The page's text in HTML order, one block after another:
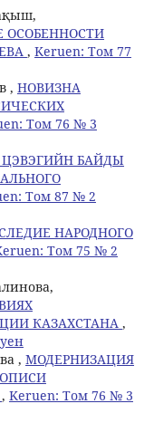
ОСОБЕННОСТИ
, Keruen: Том 77
, НОВИЗНА
Том 76 № 3
ЦЭВЭГИЙН БАЙДЫ
Том 87 № 2
НАРОДНОГО
Том 75 № 2
КАЗАХСТАНА ,
, МОДЕРНИЗАЦИЯ
, Keruen: Том 76 № 3